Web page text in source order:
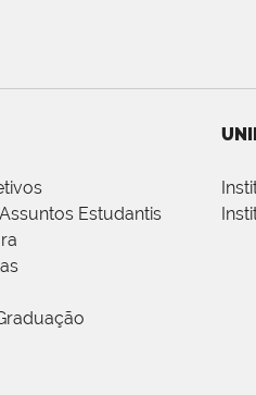
Estudantis